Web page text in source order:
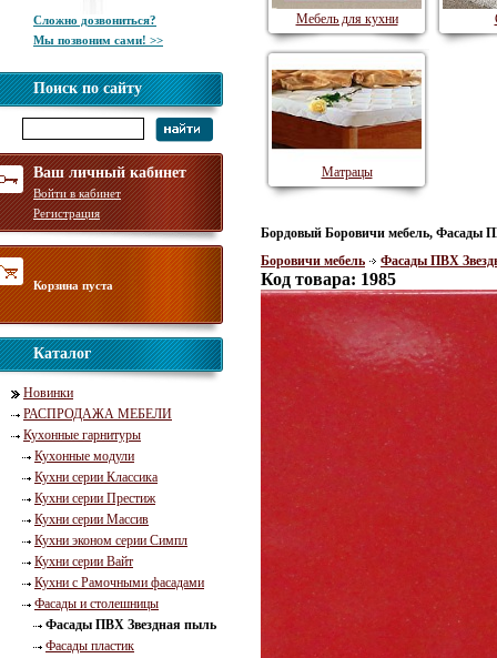
Сложно дозвониться?
Мы позвоним сами! >>
Поиск по сайту
Ваш личный кабинет
Войти в кабинет
Регистрация
Корзина пуста
Каталог
Новинки
РАСПРОДАЖА МЕБЕЛИ
Кухонные гарнитуры
Кухонные модули
Кухни серии Классика
Кухни серии Престиж
Кухни серии Массив
Кухни эконом серии Симпл
Кухни серии Вайт
Кухни с Рамочными фасадами
Фасады и столешницы
Фасады ПВХ Звездная пыль
Фасады пластик
Мебель для кухни
Матрацы
Бордовый Боровичи мебель, Фасады
Боровичи мебель
Фасады ПВХ
Код товара: 1985